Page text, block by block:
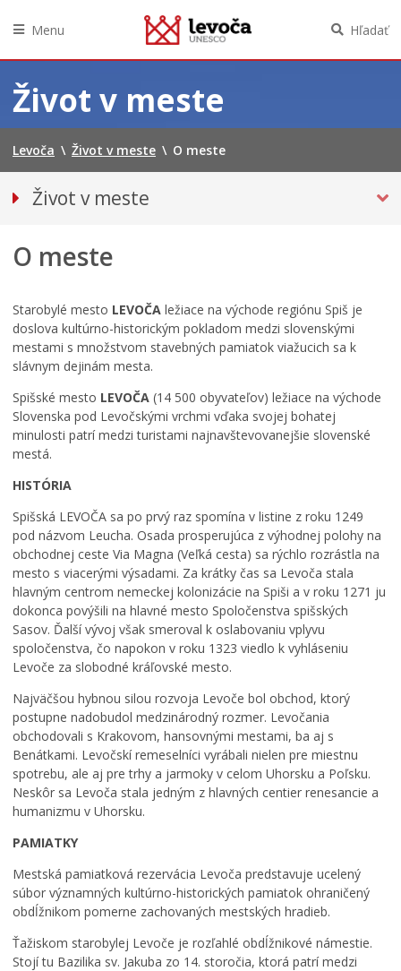
obsah
Menu Hľadať
Život v meste
Levoča \ Život v meste \ O meste
Život v meste
Verejné uznania
Symboly mesta
Štatút mesta
Významné udalosti
Partnerské mestá
Kronika mesta
Zaujímavosti z minulosti
Doprava
Podujatia
Kultúra
Školstvo
Šport
Sociálne služby
LIMKA
LIMKA – rozhovory
Levočský TV týždenník 29. týždeň
Pohotovostné kontakty
Mestská polícia
O meste
Starobylé mesto LEVOČA ležiace na východe regiónu Spiš je
doslova kultúrno-historickým pokladom medzi slovenskými
mestami s množstvom stavebných pamiatok viažucich sa k
slávnym dejinám mesta.
Spišské mesto LEVOČA (14 500 obyvateľov) ležiace na východe
Slovenska pod Levočskými vrchmi vďaka svojej bohatej
minulosti patrí medzi turistami najnavštevovanejšie slovenské
mestá.
HISTÓRIA
Spišská LEVOČA sa po prvý raz spomína v listine z roku 1249
pod názvom Leucha. Osada prosperujúca z výhodnej polohy na
obchodnej ceste Via Magna (Veľká cesta) sa rýchlo rozrástla na
mesto s viacerými výsadami. Za krátky čas sa Levoča stala
hlavným centrom nemeckej kolonizácie na Spiši a v roku 1271 ju
dokonca povýšili na hlavné mesto Spoločenstva spišských
Sasov. Ďalší vývoj však smeroval k oslabovaniu vplyvu
spoločenstva, čo napokon v roku 1323 viedlo k vyhláseniu
Levoče za slobodné kráľovské mesto.
Najväčšou hybnou silou rozvoja Levoče bol obchod, ktorý
postupne nadobudol medzinárodný rozmer. Levočania
obchodovali s Krakovom, hansovnými mestami, ba aj s
Benátkami. Levočskí remeselníci vyrábali nielen pre miestnu
spotrebu, ale aj pre trhy a jarmoky v celom Uhorsku a Poľsku.
Neskôr sa Levoča stala jedným z hlavných centier renesancie a
humanizmu v Uhorsku.
PAMIATKY
Mestská pamiatková rezervácia Levoča predstavuje ucelený
súbor významných kultúrno-historických pamiatok ohraničený
obdĺžnikom pomerne zachovaných mestských hradieb.
Ťažiskom starobylej Levoče je rozľahlé obdĺžnikové námestie.
Stojí tu Bazilika sv. Jakuba zo 14. storočia, ktorá patrí medzi